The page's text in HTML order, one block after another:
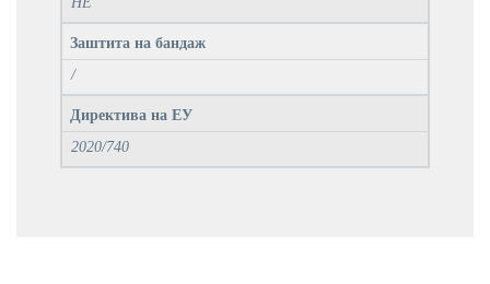
Заштита на бандаж
/
Директива на ЕУ
2020/740